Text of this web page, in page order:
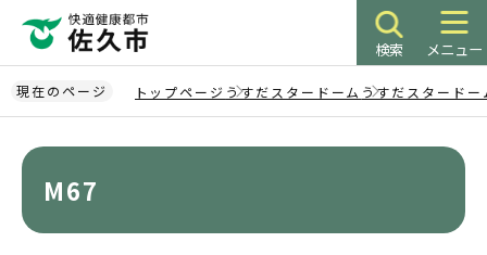
ペ
ー
ジ
検索 メニュー
現在のページ トップページ うすだスタードーム うすだスタード
M67